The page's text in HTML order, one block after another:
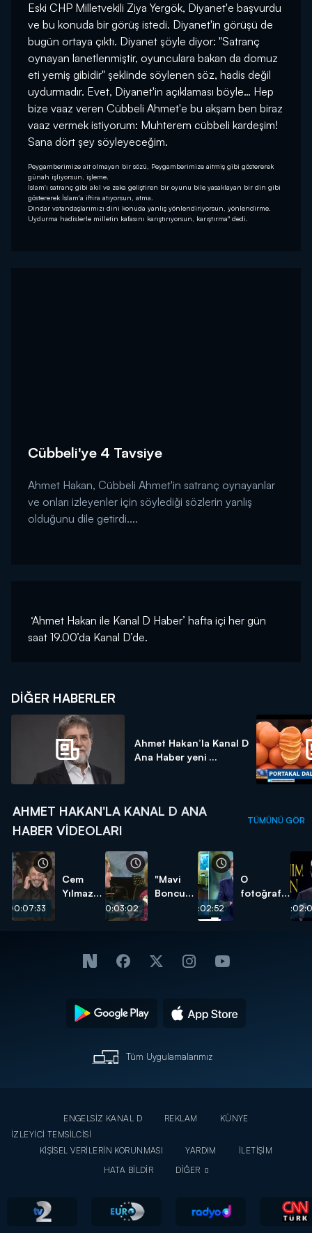
Eski CHP Milletvekili Ziya Yergök, Diyanet'e başvurdu
ve bu konuda bir görüş istedi. Diyanet'in görüşü de
bugün ortaya çıktı. Diyanet şöyle diyor: "Satranç
oynayan lanetlenmiştir, oyunculara bakan da domuz
eti yemiş gibidir" şeklinde söylenen söz, hadis değil
uydurmadır. Evet, Diyanet'in açıklaması böyle… Hep
bize vaaz veren Cübbeli Ahmet'e bu akşam ben biraz
vaaz vermek istiyorum: Muhterem cübbeli kardeşim!
Sana dört şey söyleyeceğim.
Peygamberimize ait olmayan bir sözü, Peygamberimize aitmiş gibi göstererek
günah işliyorsun, işleme.
İslam'ı satranç gibi akıl ve zeka geliştiren bir oyunu bile yasaklayan bir din gibi
göstererek İslam'a iftira atıyorsun, atma.
Dindar vatandaşlarımızı dini konuda yanlış yönlendiriyorsun, yönlendirme.
Uydurma hadislerle milletin kafasını karıştırıyorsun, karıştırma" dedi.
Cübbeli'ye 4 Tavsiye
Ahmet Hakan, Cübbeli Ahmet'in satranç oynayanlar
ve onları izleyenler için söylediği sözlerin yanlış
olduğunu dile getirdi....
‘Ahmet Hakan ile Kanal D Haber’ hafta içi her gün
saat 19.00’da Kanal D’de.
DIĞER HABERLER
Ahmet Hakan’la Kanal D
Ana Haber yeni ...
AHMET HAKAN'LA KANAL D ANA
HABER VIDEOLARI
TÜMÜNÜ GÖR
00:07:33
Cem
Yılmaz
anlattı!
00:03:02
"Mavi
Boncuk"
00:02:52
O
fotoğrafın
Tüm Uygulamalarımız
ENGELSİZ KANAL D REKLAM
KÜNYE
İZLEYİCİ TEMSİLCİSİ
KİŞİSEL VERİLERİN KORUNMASI
YARDIM
İLETİŞİM
HATA BİLDİR
DİĞER